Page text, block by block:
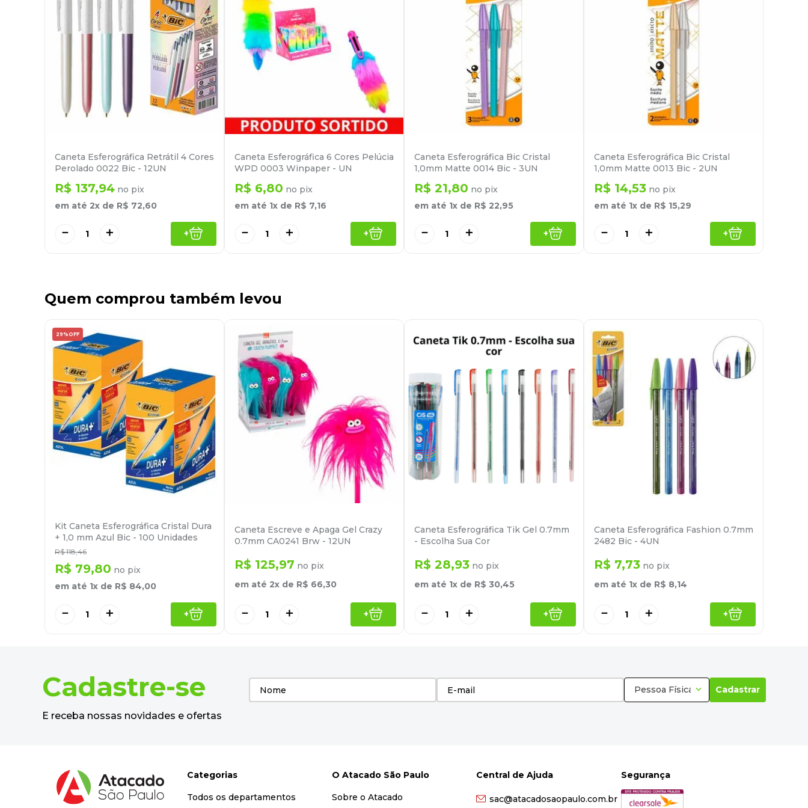
Caneta Esferográfica Retrátil 4 Cores
Perolado 0022 Bic - 12UN
R$ 137,94 no pix
em até 2x de R$ 72,60
＋
－ +
Caneta Esferográfica 6 Cores Pelúcia
WPD 0003 Winpaper - UN
R$ 6,80 no pix
em até 1x de R$ 7,16
＋
－ +
Caneta Esferográfica Bic Cristal
1,0mm Matte 0014 Bic - 3UN
R$ 21,80 no pix
em até 1x de R$ 22,95
＋
－ +
Caneta Esferográfica Bic Cristal
1,0mm Matte 0013 Bic - 2UN
R$ 14,53 no pix
em até 1x de R$ 15,29
＋
－ +
Quem comprou também levou
29% OFF
Kit Caneta Esferográfica Cristal Dura
+ 1,0 mm Azul Bic - 100 Unidades
R$ 118,46
R$ 79,80 no pix
em até 1x de R$ 84,00
＋
－ +
Caneta Escreve e Apaga Gel Crazy
0.7mm CA0241 Brw - 12UN
R$ 125,97 no pix
em até 2x de R$ 66,30
＋
－ +
Caneta Esferográfica Tik Gel 0.7mm
- Escolha Sua Cor
R$ 28,93 no pix
em até 1x de R$ 30,45
＋
－ +
Caneta Esferográfica Fashion 0.7mm
2482 Bic - 4UN
R$ 7,73 no pix
em até 1x de R$ 8,14
＋
－ +
Cadastre-se
E receba nossas novidades e ofertas
Pessoa Física Cadastrar
Categorias
Todos os departamentos
O Atacado São Paulo
Sobre o Atacado
Central de Ajuda
sac@atacadosaopaulo.com.br
Segurança